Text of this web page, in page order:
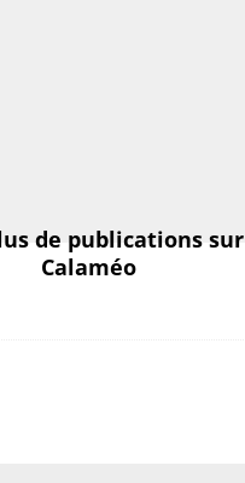
de publications sur
Calaméo